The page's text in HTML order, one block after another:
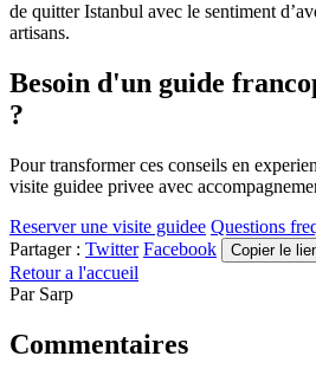
de quitter Istanbul avec le sentiment
artisans.
Besoin d'un guide
?
Pour transformer ces conseils en
visite guidee privee avec
Reserver une visite guidee Questions
Partager : Twitter Facebook Copier le
Retour a l'accueil
Par Sarp
Commentaires